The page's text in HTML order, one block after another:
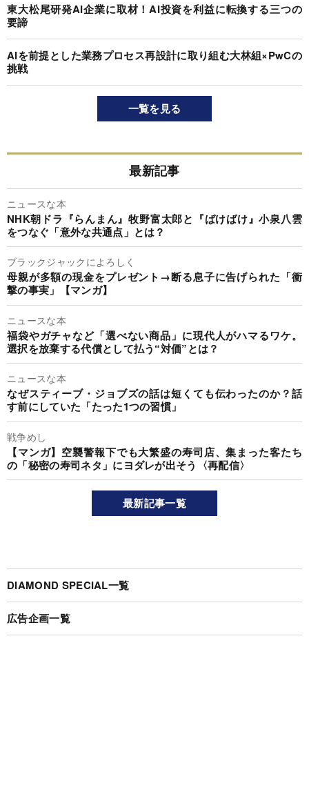
東大松尾研発AI企業に取材！AI投資を利益に転換する三つの
要諦
AIを前提とした業務プロセス再設計に取り組む大林組×PwCの
挑戦
一覧を見る
最新記事
ニュースな本
NHK朝ドラ『らんまん』牧野富太郎と『ばけばけ』小泉八雲
をつなぐ「意外な共通点」とは？
ブラックジャックによろしく
母親が多額の現金をプレゼント→断る息子に告げられた「衝
撃の事実」【マンガ】
ニュースな本
福袋やガチャなど「選べない商品」に現代人がハマるワケ。
選択を放棄する代償として払う“対価”とは？
ニュースな本
なぜスティーブ・ジョブズの話は短くても伝わったのか？話
す前にしていた「たった1つの習慣」
戦争めし
【マンガ】空襲警報下でも大繁盛の寿司店、集まった客たち
の「秘密の寿司ネタ」にヨダレが出そう〈再配信〉
最新記事一覧
DIAMOND SPECIAL一覧
広告企画一覧